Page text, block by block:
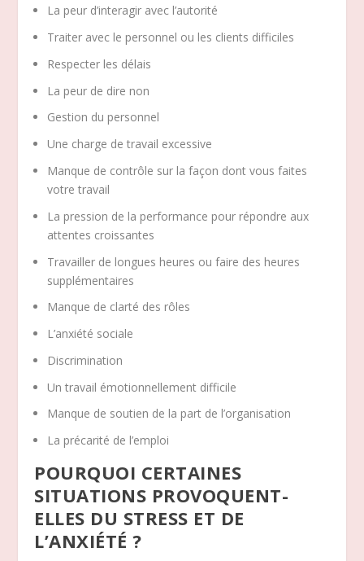
La peur d’interagir avec l’autorité
Traiter avec le personnel ou les clients difficiles
Respecter les délais
La peur de dire non
Gestion du personnel
Une charge de travail excessive
Manque de contrôle sur la façon dont vous faites
votre travail
La pression de la performance pour répondre aux
attentes croissantes
Travailler de longues heures ou faire des heures
supplémentaires
Manque de clarté des rôles
L’anxiété sociale
Discrimination
Un travail émotionnellement difficile
Manque de soutien de la part de l’organisation
La précarité de l’emploi
POURQUOI CERTAINES
SITUATIONS PROVOQUENT-
ELLES DU STRESS ET DE
L’ANXIÉTÉ ?